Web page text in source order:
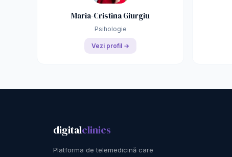
Maria-Cristina Giurgiu
Psihologie
Vezi profil →
digitalclinics
Platforma de telemedicină care